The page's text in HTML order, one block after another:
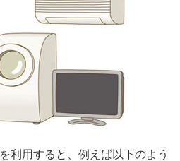
利用すると、例えば以下のよう